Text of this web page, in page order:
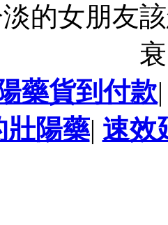
的女朋友
藥貨到付款
壯陽藥| 速效